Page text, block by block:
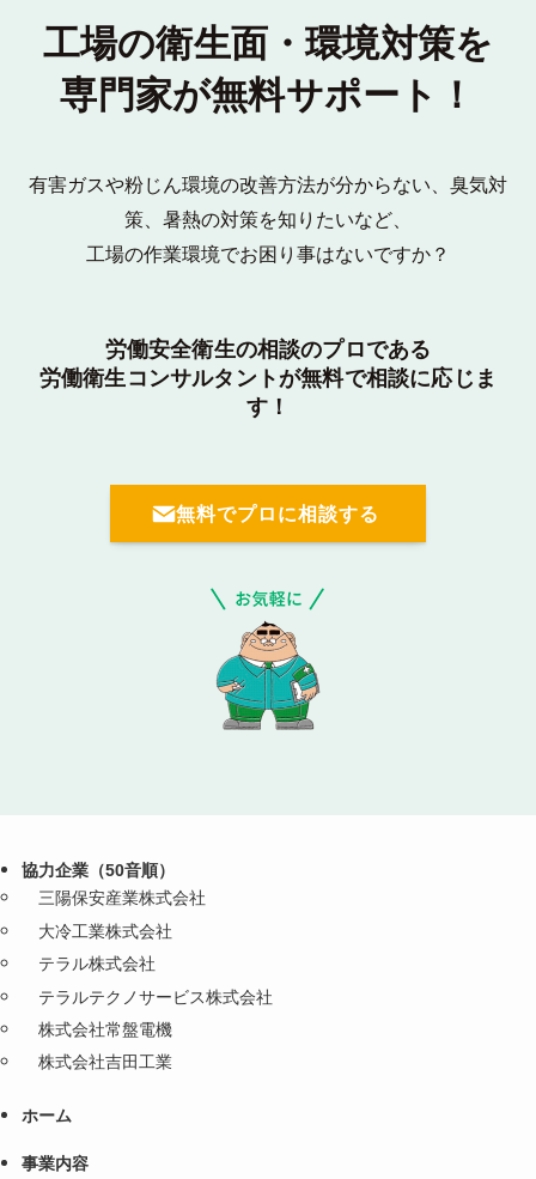
工場の衛生面・環境対策を
専門家が無料サポート！
有害ガスや粉じん環境の改善方法が分からない、臭気対
策、暑熱の対策を知りたいなど、
工場の作業環境でお困り事はないですか？
労働安全衛生の相談のプロである
労働衛生コンサルタントが無料で相談に応じま
す！
無料でプロに相談する
協力企業（50音順）
三陽保安産業株式会社
大冷工業株式会社
テラル株式会社
テラルテクノサービス株式会社
株式会社常盤電機
株式会社吉田工業
ホーム
事業内容